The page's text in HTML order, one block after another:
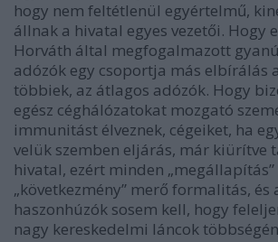
hogy nem feltétlenül egyértelmű,
állnak a hivatal egyes vezetői. Hogy
Horváth által megfogalmazott
adózók egy csoportja más elbírálás
többiek, az átlagos adózók. Hogy
egész céghálózatokat mozgató
immunitást élveznek, cégeiket, ha
velük szemben eljárás, már kiürítve
hivatal, ezért minden „megállapítás”
„következmény” merő formalitás, és
haszonhúzók sosem kell, hogy
nagy kereskedelmi láncok